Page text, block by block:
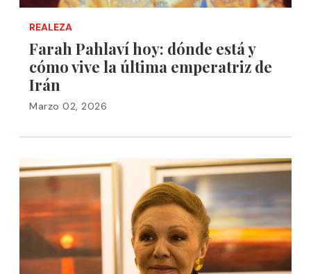
REALEZA
Farah Pahlaví hoy: dónde está y
cómo vive la última emperatriz de
Irán
Marzo 02, 2026